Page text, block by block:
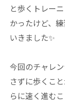
と歩くトレー
かったけど、
いきました✨
今回のチャレ
さずに歩くこ
らに速く進む